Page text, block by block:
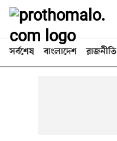
সর্বশেষ বাংলাদেশ রাজনীতি